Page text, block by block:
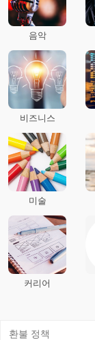
음악
비즈니스
미술
커리어
환불 정책